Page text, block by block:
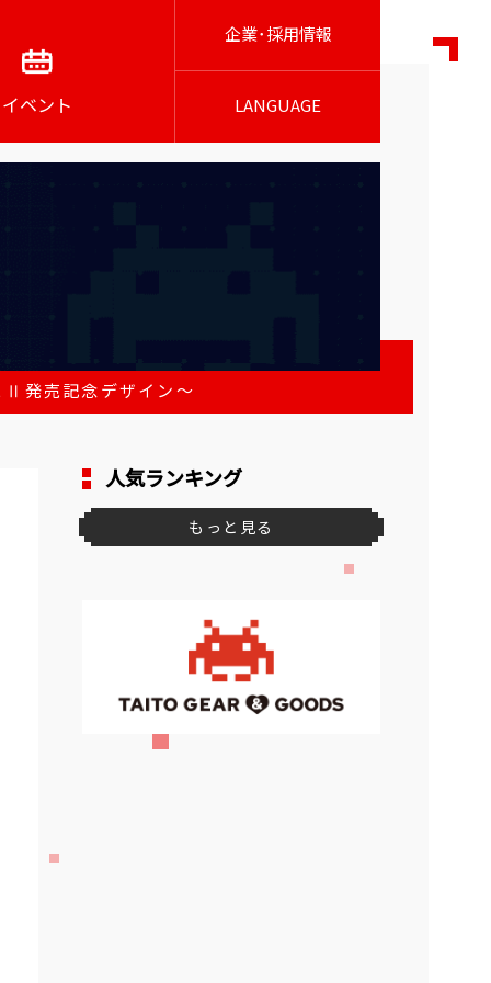
イベント
企業･採用情報
LANGUAGE
売記念デザイン～
人気ランキング
もっと見る